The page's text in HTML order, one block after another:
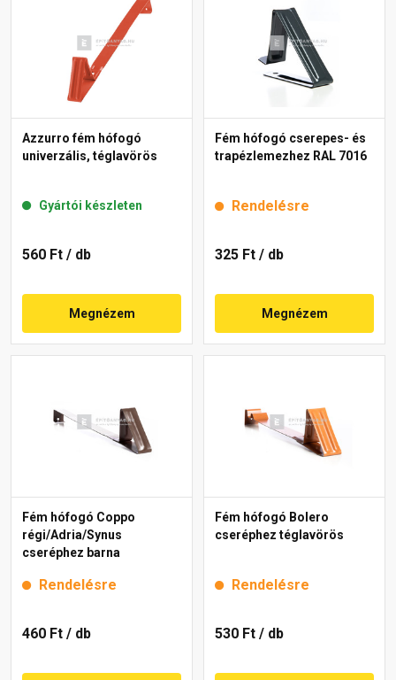
Azzurro fém hófogó
univerzális, téglavörös
Gyártói készleten
560 Ft / db
Megnézem
Fém hófogó cserepes- és
trapézlemezhez RAL 7016
Rendelésre
325 Ft / db
Megnézem
Fém hófogó Coppo
régi/Adria/Synus
cseréphez barna
Rendelésre
460 Ft / db
Fém hófogó Bolero
cseréphez téglavörös
Rendelésre
530 Ft / db